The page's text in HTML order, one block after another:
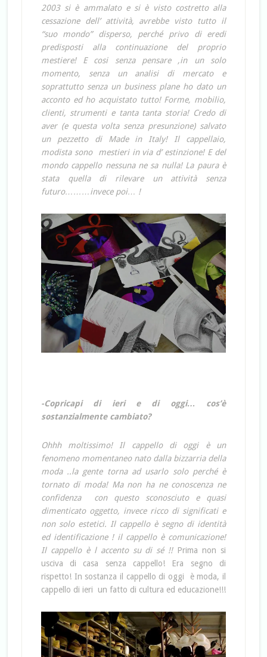
2003 si è ammalato e si è visto costretto alla
cessazione dell’ attività, avrebbe visto tutto il
“suo mondo” disperso, perché privo di eredi
predisposti alla continuazione del proprio
mestiere! E cosi senza pensare ,in un solo
momento, senza un analisi di mercato e
soprattutto senza un business plane ho dato un
acconto ed ho acquistato tutto! Forme, mobilio,
clienti, strumenti e tanta tanta storia! Credo di
aver (e questa volta senza presunzione) salvato
un pezzetto di Made in Italy! Il cappellaio,
modista sono mestieri in via d’ estinzione! E del
mondo cappello nessuna ne sa nulla! La paura è
stata quella di rilevare un attività senza
futuro………invece poi… !
-Copricapi di ieri e di oggi… cos’è
sostanzialmente cambiato?
Ohhh moltissimo! Il cappello di oggi è un
fenomeno momentaneo nato dalla bizzarria della
moda ..la gente torna ad usarlo solo perché è
tornato di moda! Ma non ha ne conoscenza ne
confidenza con questo sconosciuto e quasi
dimenticato oggetto, invece ricco di significati e
non solo estetici. Il cappello è segno di identità
ed identificazione ! il cappello è comunicazione!
Il cappello è l accento su di sé !! Prima non si
usciva di casa senza cappello! Era segno di
rispetto! In sostanza il cappello di oggi è moda, il
cappello di ieri un fatto di cultura ed educazione!!!